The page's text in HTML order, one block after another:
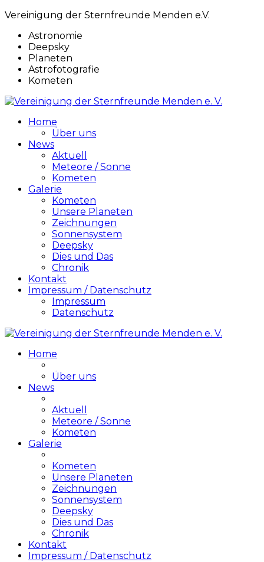
Vereinigung der Sternfreunde Menden e.V.
Astronomie
Deepsky
Planeten
Astrofotografie
Kometen
Home
Über uns
News
Aktuell
Meteore / Sonne
Kometen
Galerie
Kometen
Unsere Planeten
Zeichnungen
Sonnensystem
Deepsky
Dies und Das
Chronik
Kontakt
Impressum / Datenschutz
Impressum
Datenschutz
Home
Über uns
News
Aktuell
Meteore / Sonne
Kometen
Galerie
Kometen
Unsere Planeten
Zeichnungen
Sonnensystem
Deepsky
Dies und Das
Chronik
Kontakt
Impressum / Datenschutz